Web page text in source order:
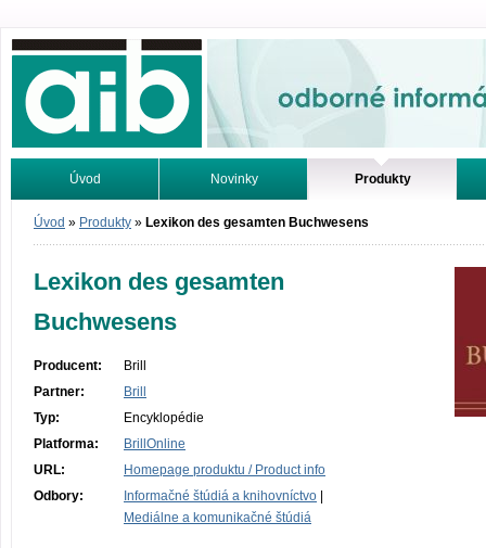
Odborné informácie. Online.
Úvod Novinky Produkty
Vyhľadávanie Tutoriály
Úvod » Produkty » Lexikon des gesamten Buchwesens
Lexikon des gesamten
Buchwesens
Producent:
Brill
Partner:
Brill
Typ:
Encyklopédie
Platforma:
BrillOnline
URL:
Homepage produktu / Product info
Odbory:
Informačné štúdiá a knihovníctvo
Mediálne a komunikačné štúdiá